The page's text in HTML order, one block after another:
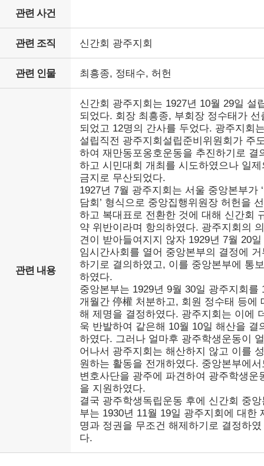
관련 사건
관련 조직 신간회 광주지회
관련 인물 최흥종, 정태수, 허헌
관련 내용
신간회 광주지회는 1927년 10월 29일 설
되었다. 회장 최흥종, 부회장 정수태가 선
되었고 12명의 간사를 두었다. 광주지회
설립직전 광주지회설립준비위원회가 주
하여 재만동포옹호운동을 추진하기로 결
하고 시민대회 개최를 시도하였으나 일제
금지로 무산되었다.
1927년 7월 광주지회는 서울 중앙본부가
담회’ 형식으로 중앙집행위원장 허헌을
하고 복대표로 전환한 것에 대해 신간회
약 위반이라며 항의하였다. 광주지회의 의
견이 받아들여지지 않자 1929년 7월 20일
임시간사회를 열어 중앙본부의 결정에 거
하기로 결의하였고, 이를 중앙본부에 통보
하였다.
중앙본부는 1929년 9월 30일 광주지회를
개월간 停權 처분하고, 회원 정수태 등에
해 제명을 결정하였다. 광주지회는 이에
욱 반발하여 같은해 10월 10일 해산을 결
하였다. 그러나 얼마후 광주학생운동이 얼
어나서 광주지회는 해산하지 않고 이를 성
원하는 활동을 전개하였다. 중앙본부에서
변호사단을 광주에 파견하여 광주학생운
을 지원하였다.
결국 광주학생독립운동 후에 신간회 중앙
부는 1930년 11월 19일 광주지회에 대한
명과 정권을 무조건 해제하기로 결정하였
다.